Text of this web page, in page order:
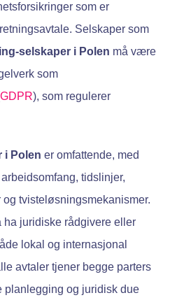
som er
Selskaper som
selskaper i Polen må være
som
GDPR), som regulerer
i Polen er omfattende, med
tidslinjer,
tvisteløsningsmekanismer.
ha juridiske rådgivere eller
lokal og internasjonal
avtaler tjener begge parters
planlegging og juridisk due